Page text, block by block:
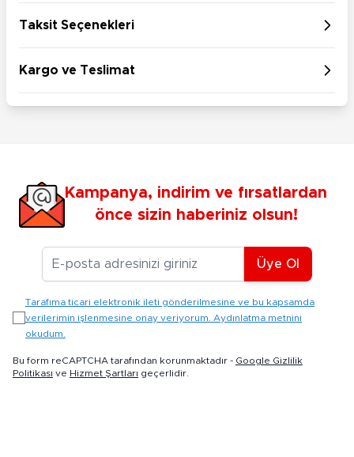
Taksit Seçenekleri
Kargo ve Teslimat
Kampanya, indirim ve fırsatlardan
önce sizin haberiniz olsun!
E-posta Adresiniz
Üye Ol
Tarafıma ticari elektronik ileti gönderilmesine ve bu kapsamda
verilerimin işlenmesine onay veriyorum. Aydınlatma metnini
okudum.
Bu form reCAPTCHA tarafından korunmaktadır - Google Gizlilik
Politikası ve Hizmet Şartları geçerlidir.